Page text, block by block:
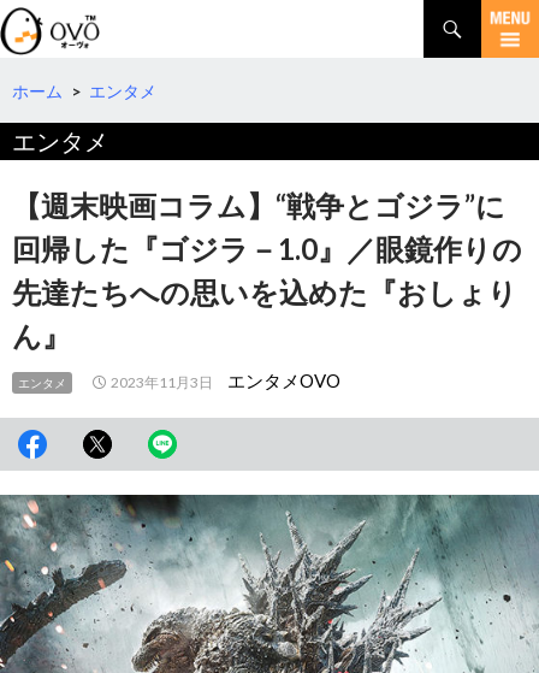
検
索
コ
テ
へ
ホーム > エンタメ
エンタメ
【週末映画コラム】“戦争とゴジラ”に
回帰した『ゴジラ－1.0』／眼鏡作りの
先達たちへの思いを込めた『おしょり
ん』
エンタメ 2023年11月3日 エンタメOVO